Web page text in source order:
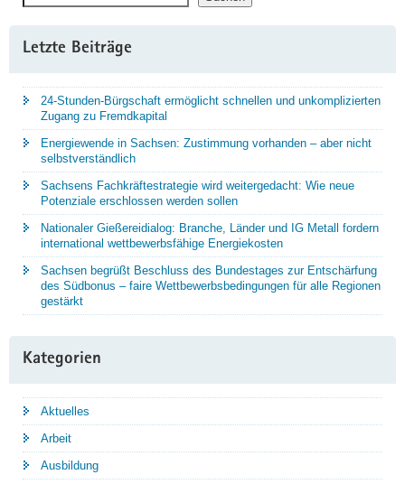
Letzte Beiträge
24-Stunden-Bürgschaft ermöglicht schnellen und unkomplizierten
Zugang zu Fremdkapital
Energiewende in Sachsen: Zustimmung vorhanden – aber nicht
selbstverständlich
Sachsens Fachkräftestrategie wird weitergedacht: Wie neue
Potenziale erschlossen werden sollen
Nationaler Gießereidialog: Branche, Länder und IG Metall fordern
international wettbewerbsfähige Energiekosten
Sachsen begrüßt Beschluss des Bundestages zur Entschärfung
des Südbonus – faire Wettbewerbsbedingungen für alle Regionen
gestärkt
Kategorien
Aktuelles
Arbeit
Ausbildung